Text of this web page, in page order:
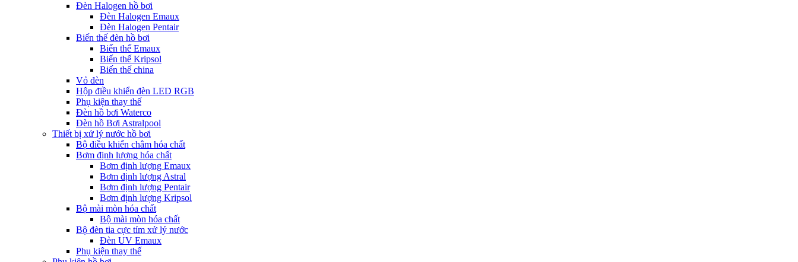
Đèn Halogen hồ bơi
Đèn Halogen Emaux
Đèn Halogen Pentair
Biến thế đèn hồ bơi
Biến thế Emaux
Biến thế Kripsol
Biến thế china
Vỏ đèn
Hộp điều khiển đèn LED RGB
Phụ kiện thay thế
Đèn hồ bơi Waterco
Đèn hồ Bơi Astralpool
Thiết bị xử lý nước hồ bơi
Bộ điều khiển châm hóa chất
Bơm định lượng hóa chất
Bơm định lượng Emaux
Bơm định lượng Astral
Bơm định lượng Pentair
Bơm định lượng Kripsol
Bộ mài mòn hóa chất
Bộ mài mòn hóa chất
Bộ đèn tia cực tím xử lý nước
Đèn UV Emaux
Phụ kiện thay thế